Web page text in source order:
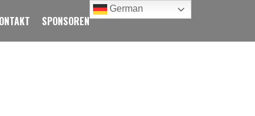
SPONSOREN
German